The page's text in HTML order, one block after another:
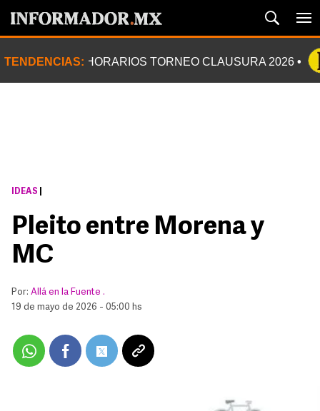
TENDENCIAS: HORARIOS TORNEO CLAUSURA 2026
IDEAS
Pleito entre Morena y
MC
Por: Allá en la Fuente .
19 de mayo de 2026 - 05:00 hs